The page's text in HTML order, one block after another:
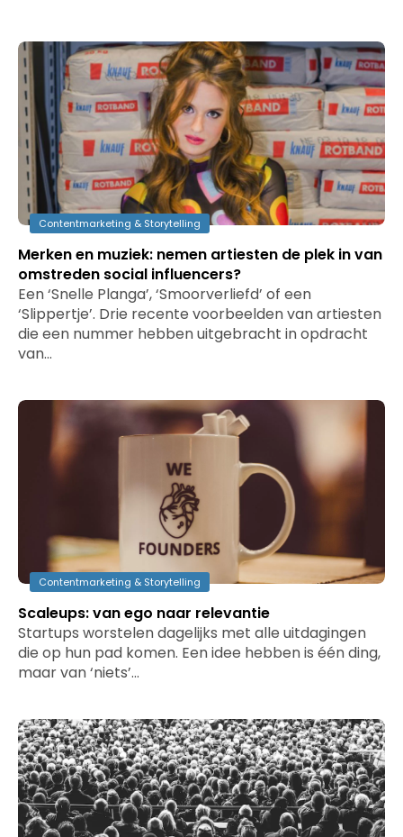
Contentmarketing & Storytelling
Merken en muziek: nemen artiesten de plek in van
omstreden social influencers?
Een ‘Snelle Planga’, ‘Smoorverliefd’ of een
‘Slippertje’. Drie recente voorbeelden van artiesten
die een nummer hebben uitgebracht in opdracht
van…
Contentmarketing & Storytelling
Scaleups: van ego naar relevantie
Startups worstelen dagelijks met alle uitdagingen
die op hun pad komen. Een idee hebben is één ding,
maar van ‘niets’…